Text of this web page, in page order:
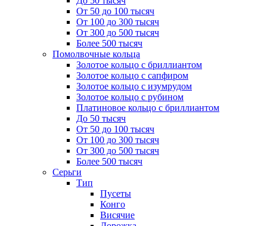
От 50 до 100 тысяч
От 100 до 300 тысяч
От 300 до 500 тысяч
Более 500 тысяч
Помолвочные кольца
Золотое кольцо с бриллиантом
Золотое кольцо с сапфиром
Золотое кольцо с изумрудом
Золотое кольцо с рубином
Платиновое кольцо с бриллиантом
До 50 тысяч
От 50 до 100 тысяч
От 100 до 300 тысяч
От 300 до 500 тысяч
Более 500 тысяч
Серьги
Тип
Пусеты
Конго
Висячие